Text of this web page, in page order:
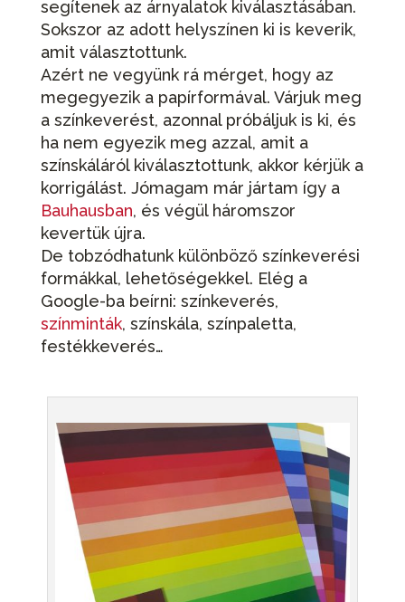
segítenek az árnyalatok kiválasztásában.
Sokszor az adott helyszínen ki is keverik,
amit választottunk.
Azért ne vegyünk rá mérget, hogy az
megegyezik a papírformával. Várjuk meg
a színkeverést, azonnal próbáljuk is ki, és
ha nem egyezik meg azzal, amit a
színskáláról kiválasztottunk, akkor kérjük a
korrigálást. Jómagam már jártam így a
Bauhausban, és végül háromszor
kevertük újra.
De tobzódhatunk különböző színkeverési
formákkal, lehetőségekkel. Elég a
Google-ba beírni: színkeverés,
színminták, színskála, színpaletta,
festékkeverés…